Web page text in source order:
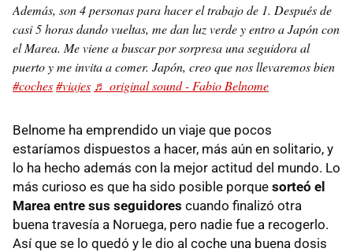
Además, son 4 personas para hacer el trabajo de 1. Después de
casi 5 horas dando vueltas, me dan luz verde y entro a Japón con
el Marea. Me viene a buscar por sorpresa una seguidora al
puerto y me invita a comer. Japón, creo que nos llevaremos bien
#coches#viajes ♬ original sound - Fabio Belnome
Belnome ha emprendido un viaje que pocos
estaríamos dispuestos a hacer, más aún en solitario, y
lo ha hecho además con la mejor actitud del mundo. Lo
más curioso es que ha sido posible porque sorteó el
Marea entre sus seguidores cuando finalizó otra
buena travesía a Noruega, pero nadie fue a recogerlo.
Así que se lo quedó y le dio al coche una buena dosis